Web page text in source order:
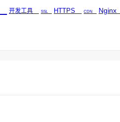
开发工具 SSL HTTPS CDN Nginx